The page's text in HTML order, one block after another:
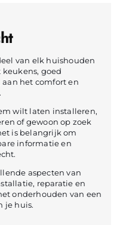
van elk huishouden
goed
het comfort en
wilt laten installeren,
of gewoon op zoek
is belangrijk om
informatie en
aspecten van
reparatie en
onderhouden van een
je huis.